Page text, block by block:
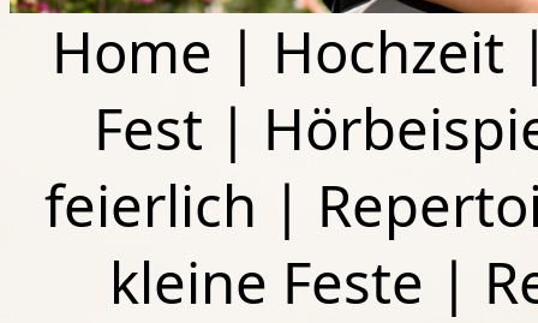
Home | Hochzeit
Fest |
feierlich |
kleine Feste |